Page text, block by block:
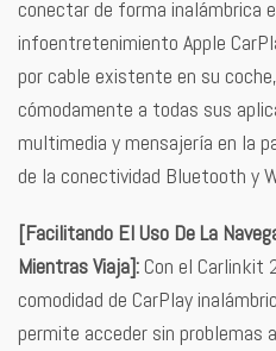
conectar de forma inalámbrica
infoentretenimiento Apple
por cable existente en su
cómodamente a todas sus
multimedia y mensajería en la
de la conectividad Bluetooth y
[Facilitando El Uso De La
Mientras Viaja]: Con el Carlinkit
comodidad de CarPlay
permite acceder sin problemas